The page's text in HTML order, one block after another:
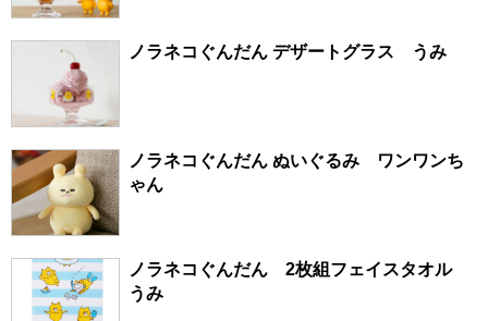
ノラネコぐんだん デザートグラス うみ
ノラネコぐんだん ぬいぐるみ ワンワンち
ゃん
ノラネコぐんだん 2枚組フェイスタオル
うみ